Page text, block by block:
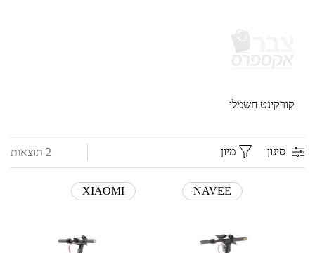
ומאפשרים לכם ליהנות מחופש תנועה מלא בסטייל בלתי מתפשר.
כלי רכיבה אישי
קורקינט חשמלי
סינון מיון 2 תוצאות
NAVEE
XIAOMI